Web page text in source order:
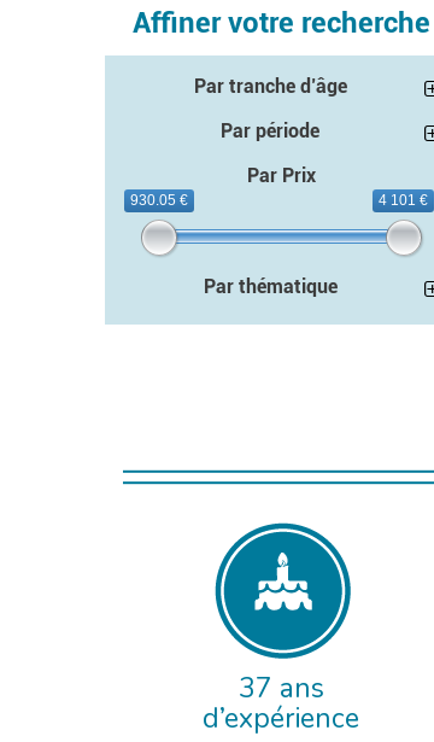
Affiner votre recherche
Par tranche d’âge
Par période
Par Prix
930.05 € 4 101 €
Par thématique
37 ans
d’expérience